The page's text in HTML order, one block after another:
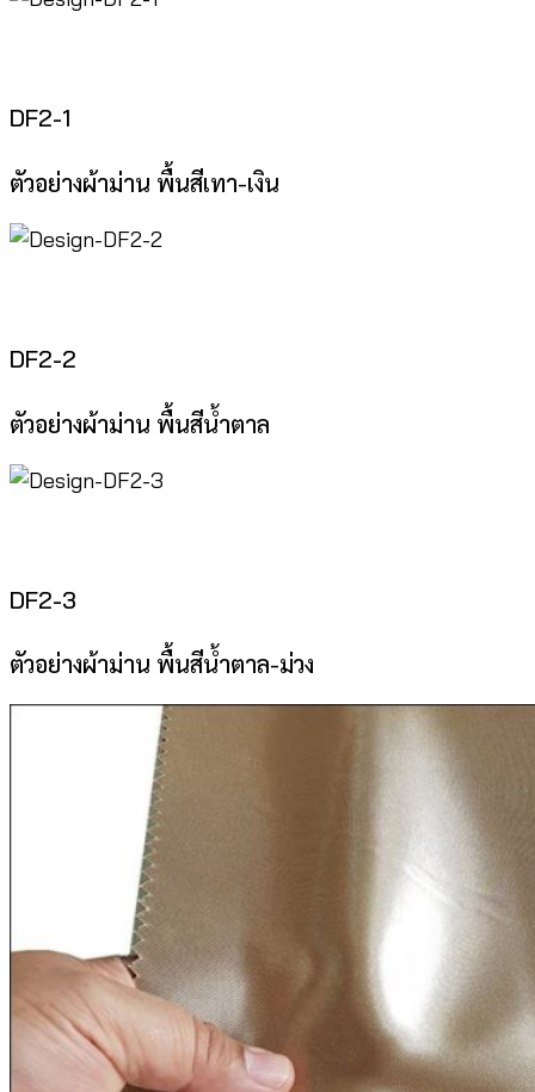
DF2-1
ตัวอย่างผ้าม่าน พื้นสีเทา-เงิน
DF2-2
ตัวอย่างผ้าม่าน พื้นสีน้ำตาล
DF2-3
ตัวอย่างผ้าม่าน พื้นสีน้ำตาล-ม่วง